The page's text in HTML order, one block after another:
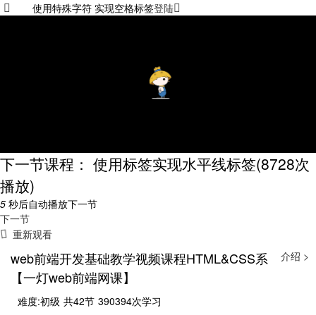
使用特殊字符 实现空格标签登陆
下一节课程： 使用标签实现水平线标签(8728次
播放)
5 秒后自动播放下一节
下一节
重新观看
介绍 >
web前端开发基础教学视频课程HTML&CSS系
【一灯web前端网课】
难度:初级 共42节 390394次学习